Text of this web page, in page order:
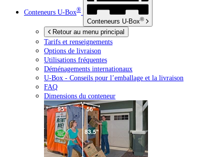
Conteneurs U-Box®
Conteneurs U-Box®
Retour au menu principal
Tarifs et renseignements
Options de livraison
Utilisations fréquentes
Déménagements internationaux
U-Box - Conseils pour l’emballage et la livraison
FAQ
Dimensions du conteneur